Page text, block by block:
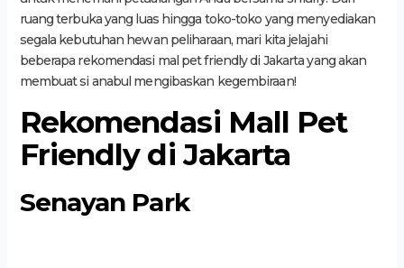
ruang terbuka yang luas hingga toko-toko yang menyediakan
segala kebutuhan hewan peliharaan, mari kita jelajahi
beberapa rekomendasi mal pet friendly di Jakarta yang akan
membuat si anabul mengibaskan kegembiraan!
Rekomendasi Mall Pet
Friendly di Jakarta
Senayan Park